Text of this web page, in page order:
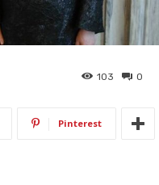
0
103
Pinterest